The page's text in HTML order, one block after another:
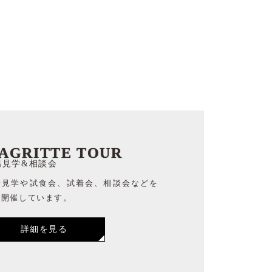
TOUR
見学&相談会
見学や試食会、試着会、相談会などを
催しています。
詳細を見る